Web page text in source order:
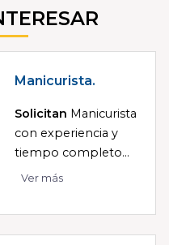
Manicurista.
Solicitan Manicurista
con experiencia y
tiempo completo...
Ver más